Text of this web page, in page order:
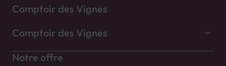
Comptoir des Vignes
Comptoir des Vignes
Notre offre